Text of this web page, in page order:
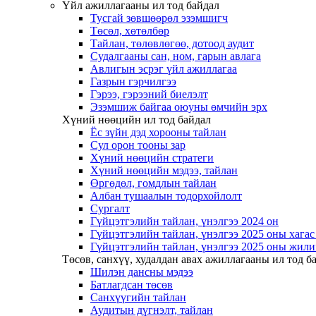
Үйл ажиллагааны ил тод байдал
Тусгай зөвшөөрөл эзэмшигч
Төсөл, хөтөлбөр
Тайлан, төлөвлөгөө, дотоод аудит
Судалгааны сан, ном, гарын авлага
Авлигын эсрэг үйл ажиллагаа
Газрын гэрчилгээ
Гэрээ, гэрээний биелэлт
Эзэмшиж байгаа оюуны өмчийн эрх
Хүний нөөцийн ил тод байдал
Ёс зүйн дэд хорооны тайлан
Сул орон тооны зар
Хүний нөөцийн стратеги
Хүний нөөцийн мэдээ, тайлан
Өргөдөл, гомдлын тайлан
Албан тушаалын тодорхойлолт
Сургалт
Гүйцэтгэлийн тайлан, үнэлгээ 2024 он
Гүйцэтгэлийн тайлан, үнэлгээ 2025 оны
Гүйцэтгэлийн тайлан, үнэлгээ 2025 оны
Төсөв, санхүү, худалдан авах ажиллагааны ил тод
Шилэн дансны мэдээ
Батлагдсан төсөв
Санхүүгийн тайлан
Аудитын дүгнэлт, тайлан